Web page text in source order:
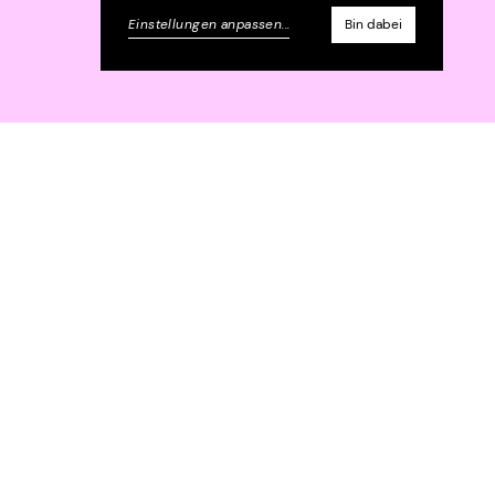
+49 30 209657780
Instagram
Einstellungen anpassen... Bin dabei